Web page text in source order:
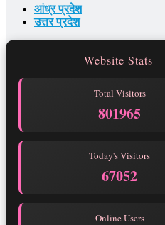
आंध्र प्रदेश
उत्तर प्रदेश
Website Stats
Total Visitors
801965
Today's Visitors
67052
Online Users